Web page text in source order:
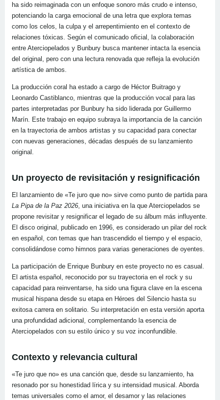
ha sido reimaginada con un enfoque sonoro más crudo e intenso,
potenciando la carga emocional de una letra que explora temas
como los celos, la culpa y el arrepentimiento en el contexto de
relaciones tóxicas. Según el comunicado oficial, la colaboración
entre Aterciopelados y Bunbury busca mantener intacta la esencia
del original, pero con una lectura renovada que refleja la evolución
artística de ambos.
La producción coral ha estado a cargo de Héctor Buitrago y
Leonardo Castiblanco, mientras que la producción vocal para las
partes interpretadas por Bunbury ha sido liderada por Guillermo
Marín. Este trabajo en equipo subraya la importancia de la canción
en la trayectoria de ambos artistas y su capacidad para conectar
con nuevas generaciones, décadas después de su lanzamiento
original.
Un proyecto de revisitación y resignificación
El lanzamiento de «Te juro que no» sirve como punto de partida para
La Pipa de la Paz 2026 , una iniciativa en la que Aterciopelados se
propone revisitar y resignificar el legado de su álbum más influyente.
El disco original, publicado en 1996, es considerado un pilar del rock
en español, con temas que han trascendido el tiempo y el espacio,
consolidándose como himnos para varias generaciones de oyentes.
La participación de Enrique Bunbury en este proyecto no es casual.
El artista español, reconocido por su trayectoria en el rock y su
capacidad para reinventarse, ha sido una figura clave en la escena
musical hispana desde su etapa en Héroes del Silencio hasta su
exitosa carrera en solitario. Su interpretación en esta versión aporta
una profundidad adicional, complementando la esencia de
Aterciopelados con su estilo único y su voz inconfundible.
Contexto y relevancia cultural
«Te juro que no» es una canción que, desde su lanzamiento, ha
resonado por su honestidad lírica y su intensidad musical. Aborda
temas universales como el amor, el desamor y las relaciones